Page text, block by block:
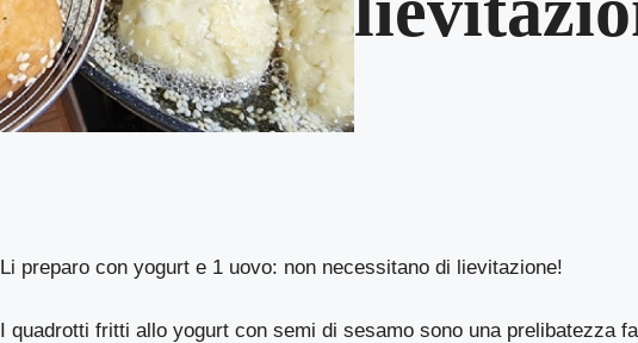
Li preparo con yogurt e 1 uovo: non necessitano di lievitazione!
I quadrotti fritti allo yogurt con semi di sesamo sono una prelibatezza